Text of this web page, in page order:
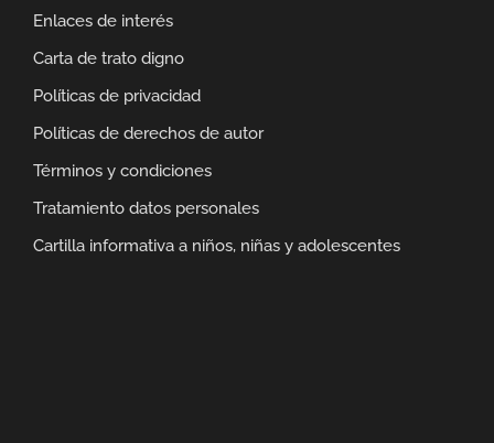
Enlaces de interés
Carta de trato digno
Políticas de privacidad
Políticas de derechos de autor
Términos y condiciones
Tratamiento datos personales
Cartilla informativa a niños, niñas y adolescentes